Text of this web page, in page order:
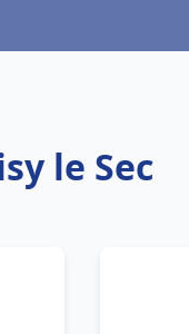
le Sec